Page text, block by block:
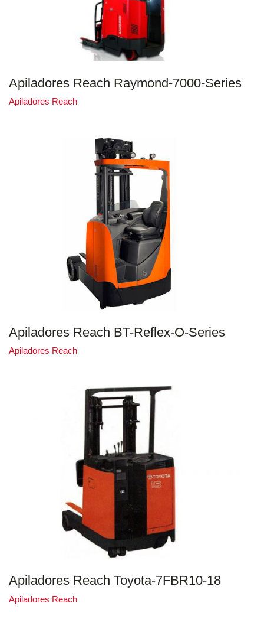
Apiladores Reach Raymond-7000-Series
Apiladores Reach
Apiladores Reach BT-Reflex-O-Series
Apiladores Reach
Apiladores Reach Toyota-7FBR10-18
Apiladores Reach